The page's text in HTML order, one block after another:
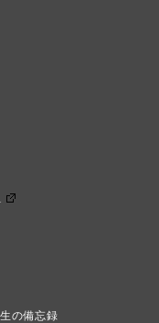
の備忘録